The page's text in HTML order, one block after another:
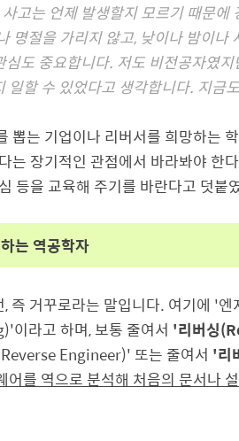
고는 언제 발생할지 모르기 때문
명절을 가리지 않고, 낮이나 밤이
도 중요합니다. 저도 비전공자였
일할 수 있었다고 생각합니다. 지금
뽑는 기업이나 리버서를 희망하는
는 장기적인 관점에서 바라봐야 한
등을 교육해 주기를 바란다고 덧붙
는 역공학자
즉 거꾸로라는 말입니다. 여기에 '
라고 하며, 보통 줄여서 '리버싱
Engineer)' 또는 줄여서 '리
어를 역으로 분석해 처음의 문서나